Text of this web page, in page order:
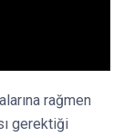
rağmen
gerektiği